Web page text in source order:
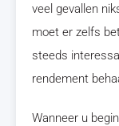
veel gevallen
moet er zelfs
steeds
rendement
Wanneer u